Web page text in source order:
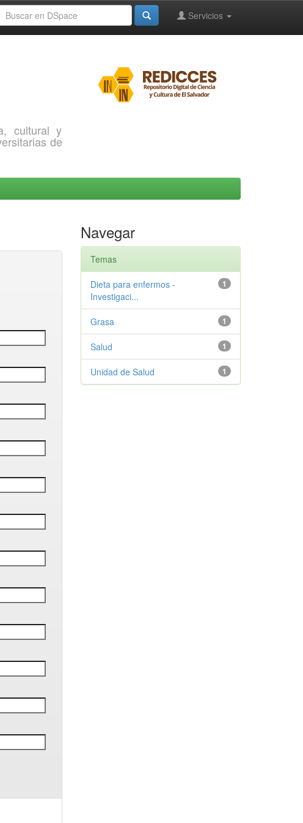
Servicios
cultural y
de
Navegar
Temas
1
Dieta para enfermos -
Investigaci...
1
Grasa
1
Salud
1
Unidad de Salud